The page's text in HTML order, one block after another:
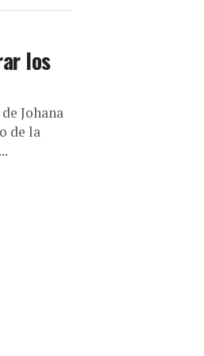
los
Johana
de la